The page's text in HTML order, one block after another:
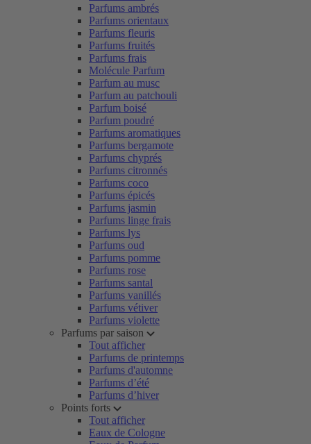
Parfums ambrés
Parfums orientaux
Parfums fleuris
Parfums fruités
Parfums frais
Molécule Parfum
Parfum au musc
Parfum au patchouli
Parfum boisé
Parfum poudré
Parfums aromatiques
Parfums bergamote
Parfums chyprés
Parfums citronnés
Parfums coco
Parfums épicés
Parfums jasmin
Parfums linge frais
Parfums lys
Parfums oud
Parfums pomme
Parfums rose
Parfums santal
Parfums vanillés
Parfums vétiver
Parfums violette
Parfums par saison
Tout afficher
Parfums de printemps
Parfums d'automne
Parfums d’été
Parfums d’hiver
Points forts
Tout afficher
Eaux de Cologne